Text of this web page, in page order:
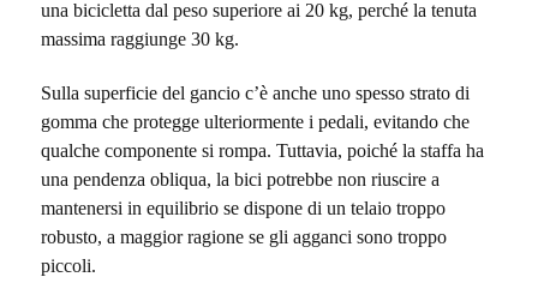
una bicicletta dal peso superiore ai 20 kg, perché la tenuta
massima raggiunge 30 kg.
Sulla superficie del gancio c’è anche uno spesso strato di
gomma che protegge ulteriormente i pedali, evitando che
qualche componente si rompa. Tuttavia, poiché la staffa ha
una pendenza obliqua, la bici potrebbe non riuscire a
mantenersi in equilibrio se dispone di un telaio troppo
robusto, a maggior ragione se gli agganci sono troppo
piccoli.